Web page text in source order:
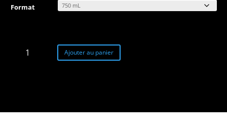
Format
quantité
Ajouter au panier